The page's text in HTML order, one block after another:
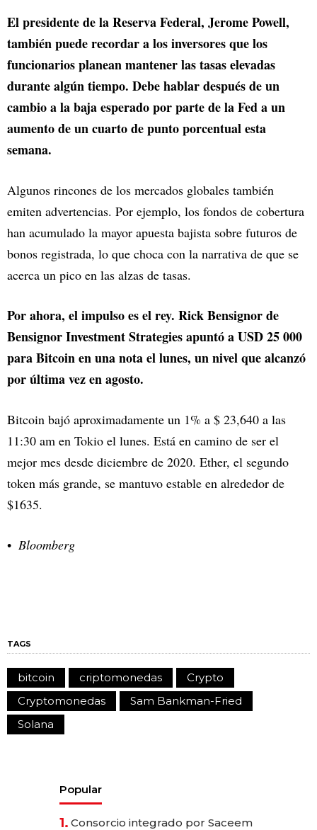
El presidente de la Reserva Federal, Jerome Powell,
también puede recordar a los inversores que los
funcionarios planean mantener las tasas elevadas
durante algún tiempo. Debe hablar después de un
cambio a la baja esperado por parte de la Fed a un
aumento de un cuarto de punto porcentual esta
semana.
Algunos rincones de los mercados globales también
emiten advertencias. Por ejemplo, los fondos de cobertura
han acumulado la mayor apuesta bajista sobre futuros de
bonos registrada, lo que choca con la narrativa de que se
acerca un pico en las alzas de tasas.
Por ahora, el impulso es el rey. Rick Bensignor de
Bensignor Investment Strategies apuntó a USD 25 000
para Bitcoin en una nota el lunes, un nivel que alcanzó
por última vez en agosto.
Bitcoin bajó aproximadamente un 1% a $ 23,640 a las
11:30 am en Tokio el lunes. Está en camino de ser el
mejor mes desde diciembre de 2020. Ether, el segundo
token más grande, se mantuvo estable en alrededor de
$1635.
Bloomberg
TAGS
bitcoin criptomonedas
Crypto
Cryptomonedas
Sam Bankman-Fried
Solana
Popular
1. Consorcio integrado por Saceem